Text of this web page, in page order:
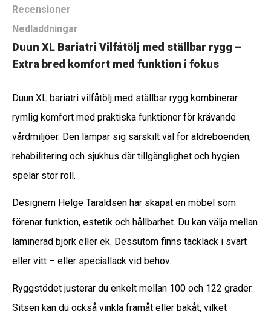
Recensioner
Nedladdningar
Duun XL Bariatri Vilfåtölj med ställbar rygg –
Extra bred komfort med funktion i fokus
Duun XL bariatri vilfåtölj med ställbar rygg kombinerar
rymlig komfort med praktiska funktioner för krävande
vårdmiljöer. Den lämpar sig särskilt väl för äldreboenden,
rehabilitering och sjukhus där tillgänglighet och hygien
spelar stor roll.
Designern Helge Taraldsen har skapat en möbel som
förenar funktion, estetik och hållbarhet. Du kan välja mellan
laminerad björk eller ek. Dessutom finns täcklack i svart
eller vitt – eller speciallack vid behov.
Ryggstödet justerar du enkelt mellan 100 och 122 grader.
Sitsen kan du också vinkla framåt eller bakåt, vilket